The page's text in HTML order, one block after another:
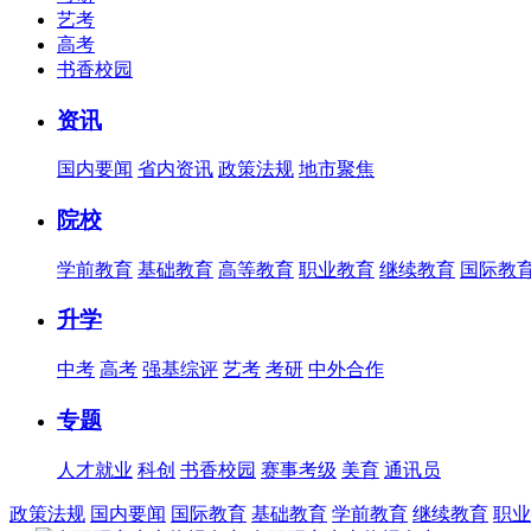
艺考
高考
书香校园
资讯
国内要闻 省内资讯 政策法规 地市聚焦
院校
学前教育 基础教育 高等教育 职业教育 继续教育 国际教
升学
中考 高考 强基综评 艺考 考研 中外合作
专题
人才就业 科创 书香校园 赛事考级 美育 通讯员
政策法规 国内要闻 国际教育 基础教育 学前教育 继续教育 职